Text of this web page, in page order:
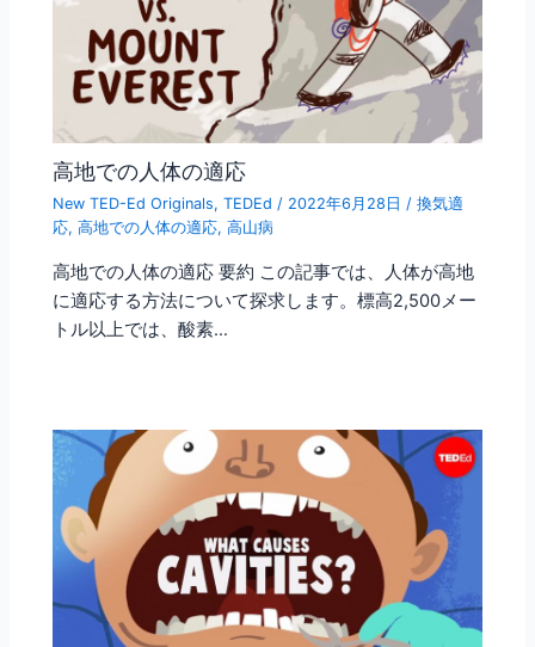
高地での人体の適応
New TED-Ed Originals,TEDEd / 2022年6月28日/換気適
応,高地での人体の適応,高山病
高地での人体の適応 要約 この記事では、人体が高地
に適応する方法について探求します。標高2,500メー
トル以上では、酸素…